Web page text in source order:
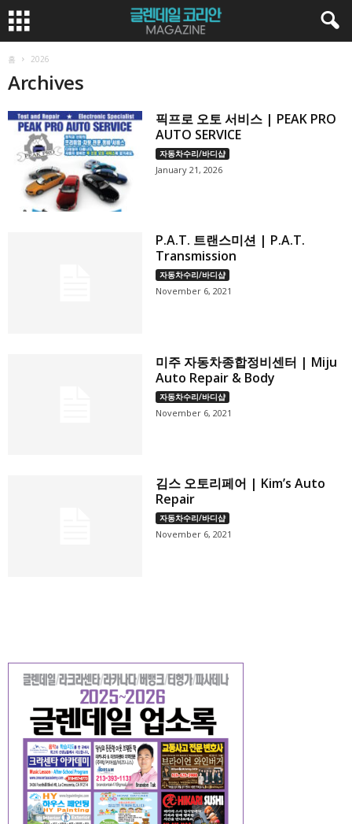
홈 2026
Archives
픽프로 오토 서비스 | PEAK PRO
AUTO SERVICE
자동차수리/바디샵
January 21, 2026
P.A.T. 트랜스미션 | P.A.T.
Transmission
자동차수리/바디샵
November 6, 2021
미주 자동차종합정비센터 | Miju
Auto Repair & Body
자동차수리/바디샵
November 6, 2021
김스 오토리페어 | Kim’s Auto
Repair
자동차수리/바디샵
November 6, 2021